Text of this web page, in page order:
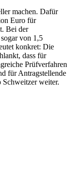
machen. Dafür
Euro für
Bei der
von 1,5
konkret: Die
dass für
Prüfverfahren
für Antragstellende
Schweitzer weiter.